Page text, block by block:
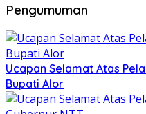
Pengumuman
Ucapan Selamat Atas
Bupati Alor